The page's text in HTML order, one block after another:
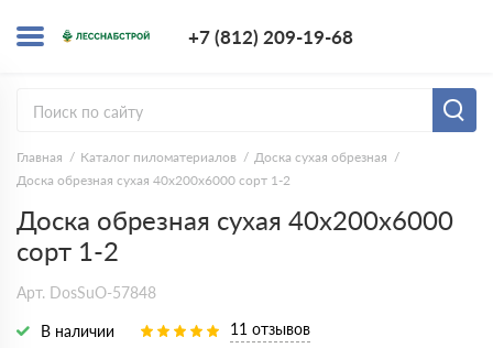
+7 (812) 209-19-68
Главная Каталог пиломатериалов
Доска сухая обрезная
Доска обрезная сухая 40х200х6000 сорт 1-2
Доска обрезная сухая 40х200х6000
сорт 1-2
Арт. DosSuO-57848
В наличии 11 отзывов